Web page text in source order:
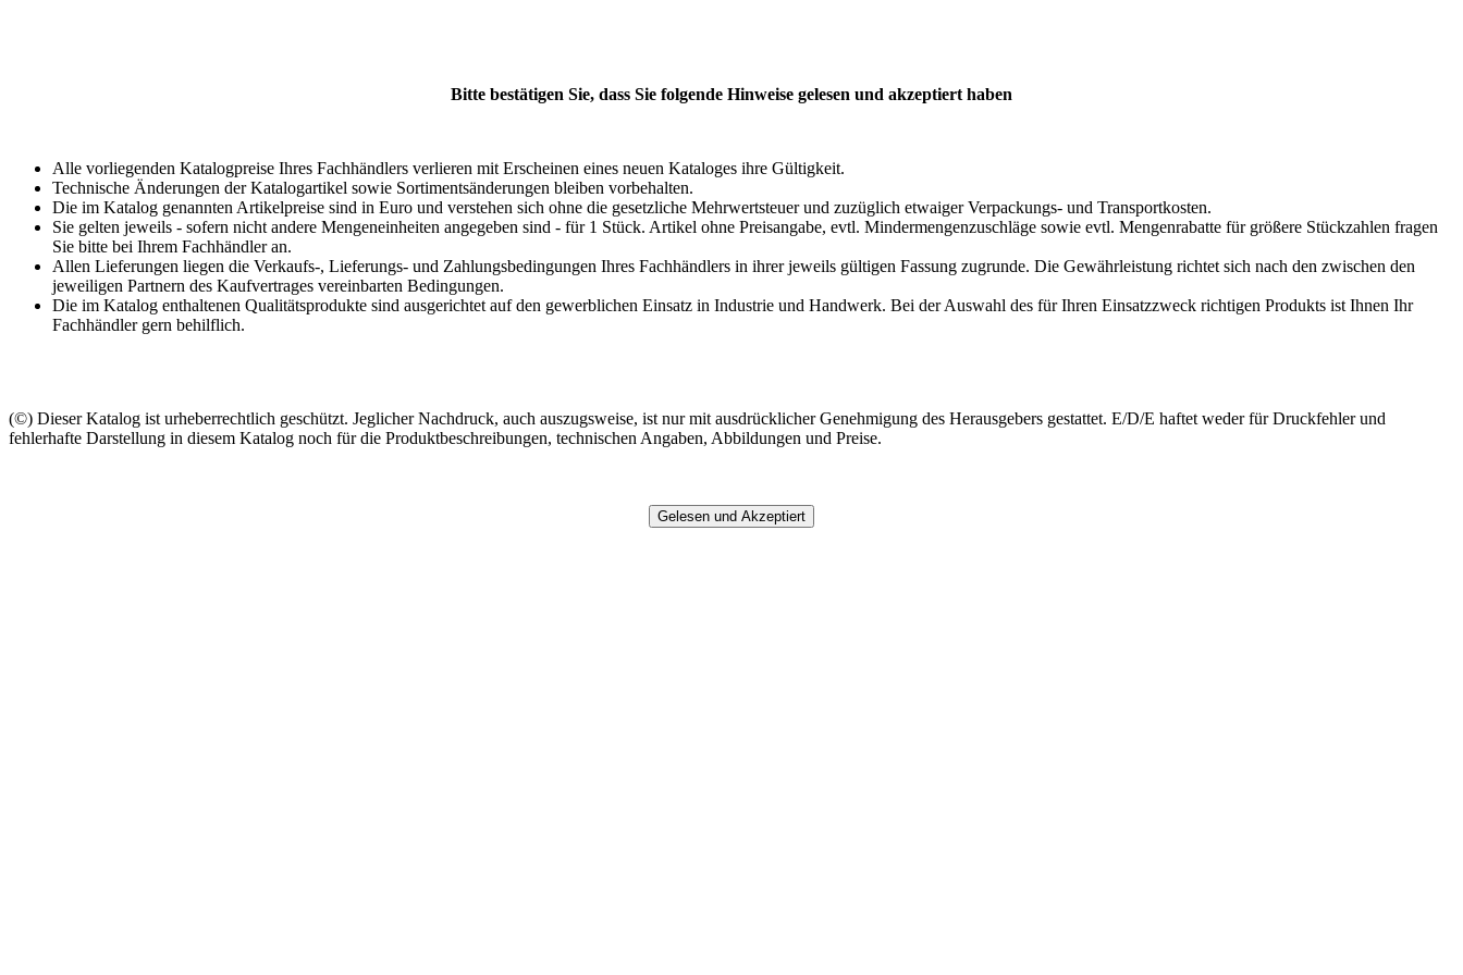
Bitte bestätigen Sie, dass Sie folgende Hinweise gelesen und akzeptiert haben
Alle vorliegenden Katalogpreise Ihres Fachhändlers verlieren mit Erscheinen eines neuen Kataloges ihre Gültigkeit.
Technische Änderungen der Katalogartikel sowie Sortimentsänderungen bleiben vorbehalten.
Die im Katalog genannten Artikelpreise sind in Euro und verstehen sich ohne die gesetzliche Mehrwertsteuer und zuzüglich etwaiger Verpackungs- und Transportkosten.
Sie gelten jeweils - sofern nicht andere Mengeneinheiten angegeben sind - für 1 Stück. Artikel ohne Preisangabe, evtl. Mindermengenzuschläge sowie evtl. Mengenrabatte für größere Stückzahlen fragen
Sie bitte bei Ihrem Fachhändler an.
Allen Lieferungen liegen die Verkaufs-, Lieferungs- und Zahlungsbedingungen Ihres Fachhändlers in ihrer jeweils gültigen Fassung zugrunde. Die Gewährleistung richtet sich nach den zwischen den
jeweiligen Partnern des Kaufvertrages vereinbarten Bedingungen.
Die im Katalog enthaltenen Qualitätsprodukte sind ausgerichtet auf den gewerblichen Einsatz in Industrie und Handwerk. Bei der Auswahl des für Ihren Einsatzzweck richtigen Produkts ist Ihnen Ihr
Fachhändler gern behilflich.
(©) Dieser Katalog ist urheberrechtlich geschützt. Jeglicher Nachdruck, auch auszugsweise, ist nur mit ausdrücklicher Genehmigung des Herausgebers gestattet. E/D/E haftet weder für Druckfehler und
fehlerhafte Darstellung in diesem Katalog noch für die Produktbeschreibungen, technischen Angaben, Abbildungen und Preise.